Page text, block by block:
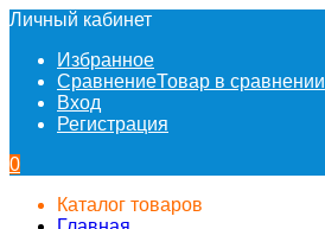
Личный кабинет
Избранное
СравнениеТовар в сравнении
Вход
Регистрация
0
Каталог товаров